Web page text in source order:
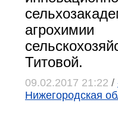
Титовой.
09.02.2017 21:22 /
Нижегородская